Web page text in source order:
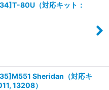
80U（対応キット：
Sheridan（対応キ
13208）